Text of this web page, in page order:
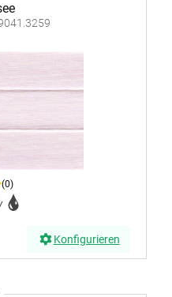
(0)
Konfigurieren